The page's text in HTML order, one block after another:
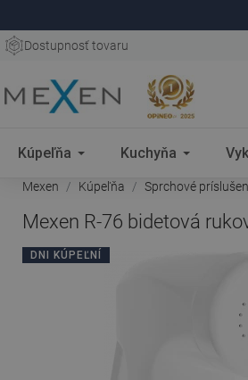
Dostupnosť tovaru
Kúpeľňa Kuchyňa
Mexen Kúpeľňa Sprchové
Mexen R-76 bidetová
DNI KÚPEĽNÍ